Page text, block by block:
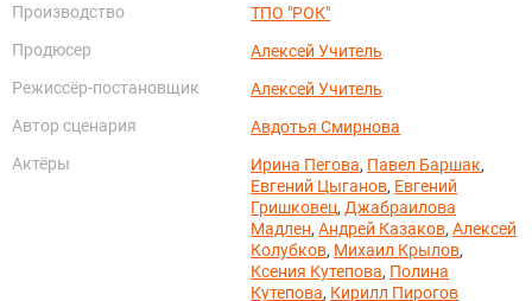
Производство
ТПО "РОК"
Продюсер
Алексей Учитель
Режиссёр-постановщик
Алексей Учитель
Автор сценария
Авдотья Смирнова
Актёры
Ирина Пегова, Павел Баршак,
Евгений Цыганов, Евгений
Гришковец, Джабраилова
Мадлен,Андрей Казаков,Алексей
Колубков, Михаил Крылов,
Ксения Кутепова, Полина
Кутепова, Кирилл Пирогов